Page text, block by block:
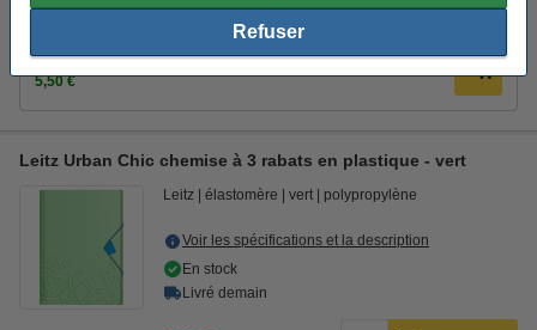
Refuser
industriels - noir/rouge/bleu
123encre set de surligneurs - rose/vert/bleu/jaune/orange
5,50 €
Leitz Urban Chic chemise à 3 rabats en plastique - vert
Leitz élastomère vert polypropylène
Voir les spécifications et la description
En stock
Livré demain